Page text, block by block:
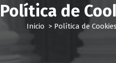
Política de
Inicio > Política de Cookies